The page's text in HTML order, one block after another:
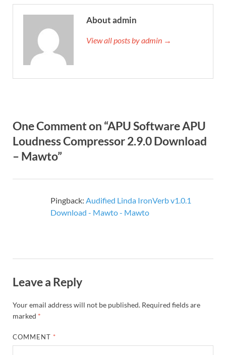
About admin
View all posts by admin →
One Comment on “APU Software APU
Loudness Compressor 2.9.0 Download
– Mawto”
Pingback: Audified Linda IronVerb v1.0.1
Download - Mawto - Mawto
Leave a Reply
Your email address will not be published. Required fields are
marked *
COMMENT *